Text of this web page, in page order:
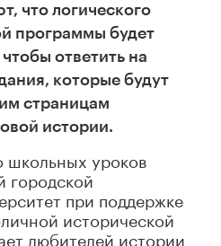
что логического
программы будет
ответить на
которые будут
страницам
истории.
школьных уроков
городской
при поддержке
исторической
любителей истории